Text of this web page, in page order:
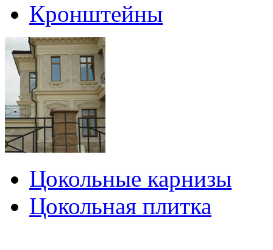
Кронштейны
Цокольные карнизы
Цокольная плитка